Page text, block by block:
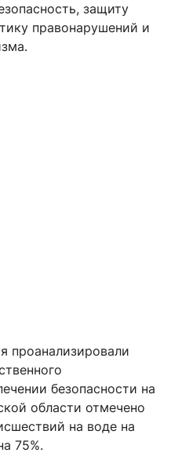
защиту
правонарушений и
проанализировали
безопасности на
области отмечено
на воде на
75%.